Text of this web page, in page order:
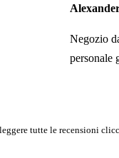
Negozio
personale
tutte le recensioni